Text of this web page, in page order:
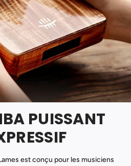
PUISSANT
est conçu pour les musiciens